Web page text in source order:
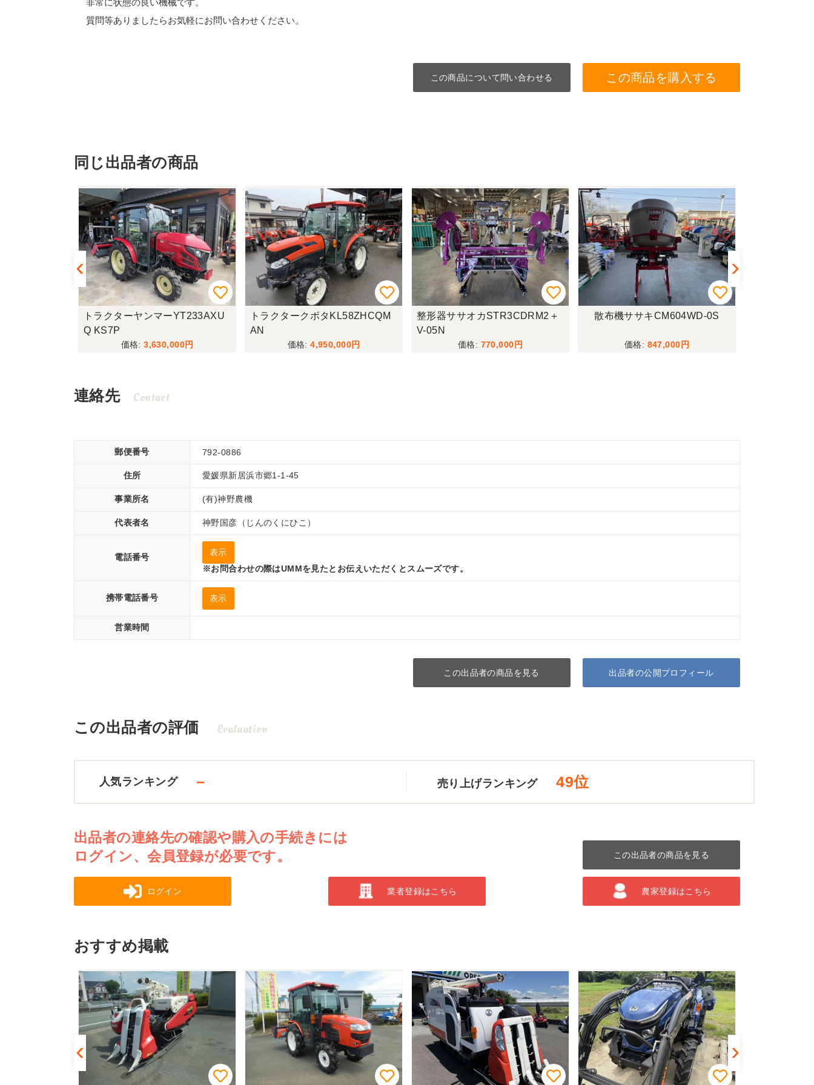
質問等ありましたらお気軽にお問い合わせください。
この商品について問い合わせる この商品を購入する
同じ出品者の商品
トラクターヤンマーYT233AXU
Q KS7P
3,630,000
トラクタークボタKL58ZHCQM
AN
4,950,000
整形器ササオカSTR3CDRM2＋
V-05N
770,000
散布機ササキCM604WD-0S
847,000
連絡先 Contact
郵便番号 792-0886
住所 愛媛県新居浜市郷1-1-45
事業所名 (有)神野農機
代表者名 神野国彦（じんのくにひこ）
電話番号
表示
※お問合わせの際はUMMを見たとお伝えいただくとスムーズです。
携帯電話番号 表示
営業時間
この出品者の商品を見る 出品者の公開プロフィール
この出品者の評価 Evaluation
人気ランキング － 売り上げランキング 49位
出品者の連絡先の確認や購入の手続きには
ログイン、会員登録が必要です。
この出品者の商品を見る
ログイン 業者登録はこちら 農家登録はこちら
おすすめ掲載